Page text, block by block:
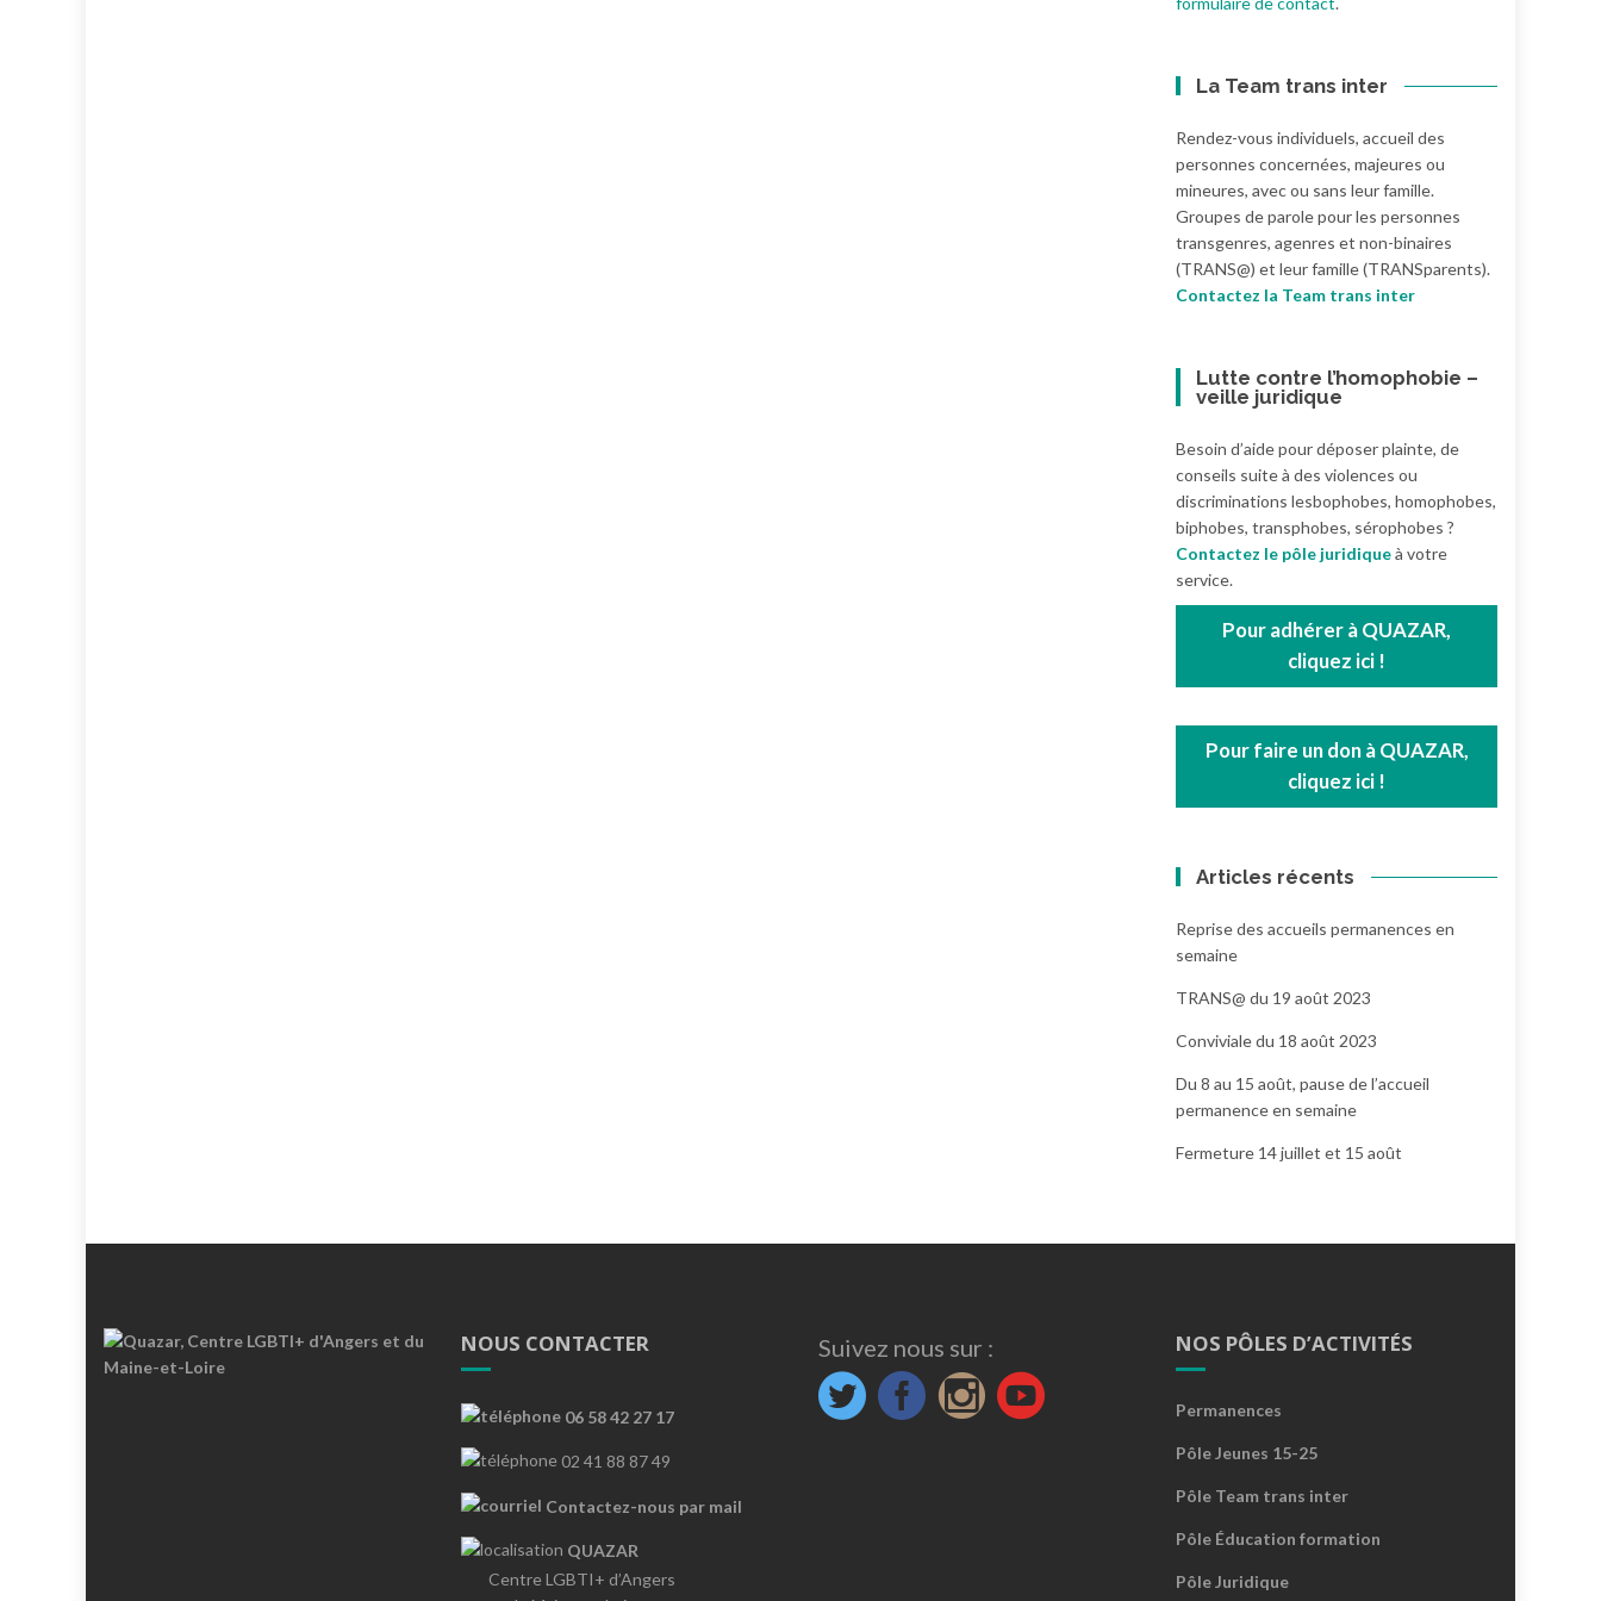
La Team trans inter
Rendez-vous individuels, accueil des
personnes concernées, majeures ou
mineures, avec ou sans leur famille.
Groupes de parole pour les personnes
transgenres, agenres et non-binaires
(TRANS@) et leur famille (TRANSparents).
Contactez la Team trans inter
Lutte contre l’homophobie –
veille juridique
Besoin d’aide pour déposer plainte, de
conseils suite à des violences ou
discriminations lesbophobes, homophobes,
biphobes, transphobes, sérophobes ?
Contactez le pôle juridiqueà votre
service.
Pour adhérer à QUAZAR,
cliquez ici !
Pour faire un don à QUAZAR,
cliquez ici !
Articles récents
Reprise des accueils permanences en
semaine
TRANS@ du 19 août 2023
Conviviale du 18 août 2023
Du 8 au 15 août, pause de l’accueil
permanence en semaine
Fermeture 14 juillet et 15 août
NOUS CONTACTER
06 58 42 27 17
02 41 88 87 49
Contactez-nous par mail
QUAZAR
Centre LGBTI+ d’Angers
Suivez nous sur : NOS PÔLES D’ACTIVITÉS
Permanences
Pôle Jeunes 15-25
Pôle Team trans inter
Pôle Éducation formation
Pôle Juridique